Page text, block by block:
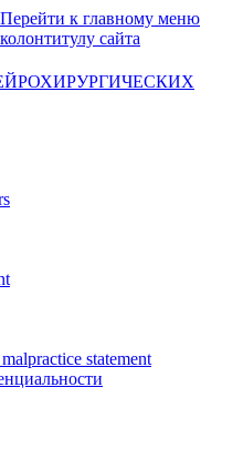
Перейти к главному меню
сайта
statement